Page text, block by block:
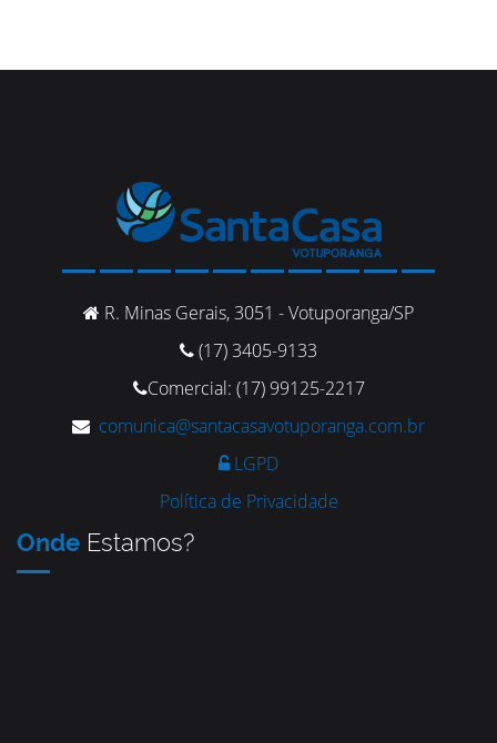
R. Minas Gerais, 3051 - Votuporanga/SP
(17) 3405-9133
Comercial: (17) 99125-2217
comunica@santacasavotuporanga.com.br
LGPD
Política de Privacidade
Onde Estamos?